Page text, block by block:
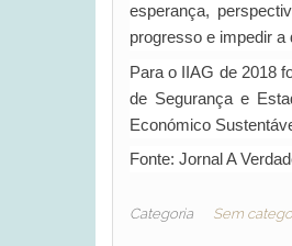
esperança,
progresso e impedir a
Para o IIAG de 2018
de Segurança e
Económico
Fonte: Jornal A
Categoria Sem